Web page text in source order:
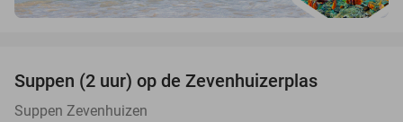
Suppen (2 uur) op de Zevenhuizerplas
Suppen Zevenhuizen